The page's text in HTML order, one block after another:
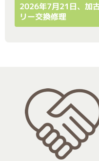
2026年7月21日、加
リー交換修理